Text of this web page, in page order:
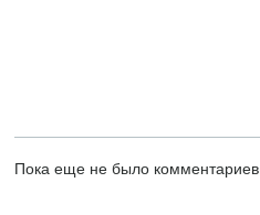
Пока еще не было комментариев